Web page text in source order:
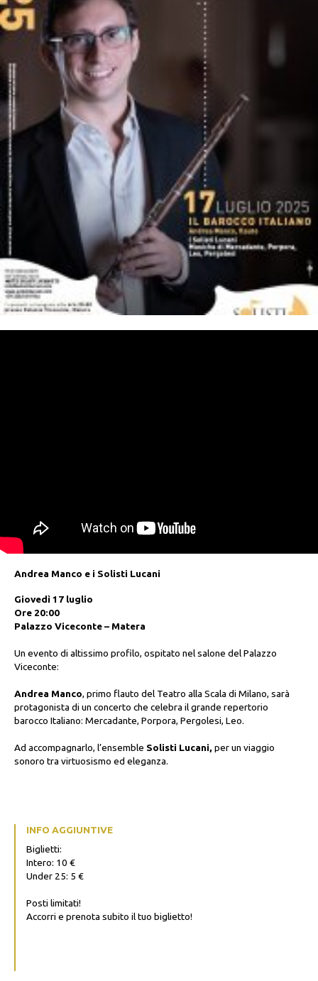
Andrea Manco e i Solisti Lucani
Giovedì 17 luglio
Ore 20:00
Palazzo Viceconte – Matera
Un evento di altissimo profilo, ospitato nel salone del Palazzo
Viceconte:
Andrea Manco, primo flauto del Teatro alla Scala di Milano, sarà
protagonista di un concerto che celebra il grande repertorio
barocco Italiano: Mercadante, Porpora, Pergolesi, Leo.
Ad accompagnarlo, l’ensemble Solisti Lucani, per un viaggio
sonoro tra virtuosismo ed eleganza.
INFO AGGIUNTIVE
Biglietti:
Intero: 10 €
Under 25: 5 €
Posti limitati!
Accorri e prenota subito il tuo biglietto!